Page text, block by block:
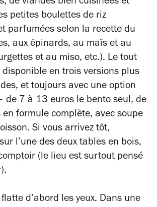
de viandes bien cuisinées et
petites boulettes de riz
parfumées selon la recette du
aux épinards, au maïs et au
et au miso, etc.). Le tout
en trois versions plus
et toujours avec une option
de 7 à 13 euros le bento seul, de
formule complète, avec soupe
Si vous arrivez tôt,
l’une des deux tables en bois,
(le lieu est surtout pensé
d’abord les yeux. Dans une